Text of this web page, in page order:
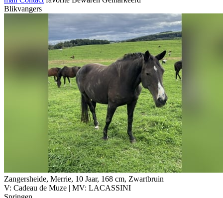
Blikvangers
Zangersheide, Merrie, 10 Jaar, 168 cm, Zwartbruin
V: Cadeau de Muze | MV: LACASSINI